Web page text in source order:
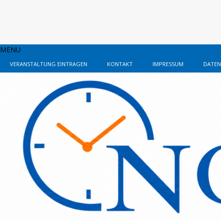
MENU
VERANSTALTUNG EINTRAGEN KONTAKT IMPRESSUM